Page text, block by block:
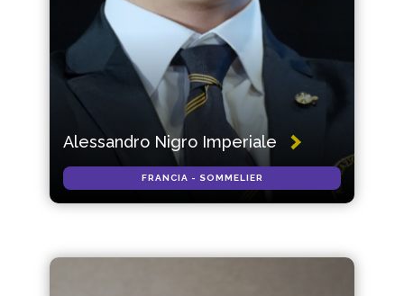
Alessandro Nigro Imperiale
FRANCIA - SOMMELIER